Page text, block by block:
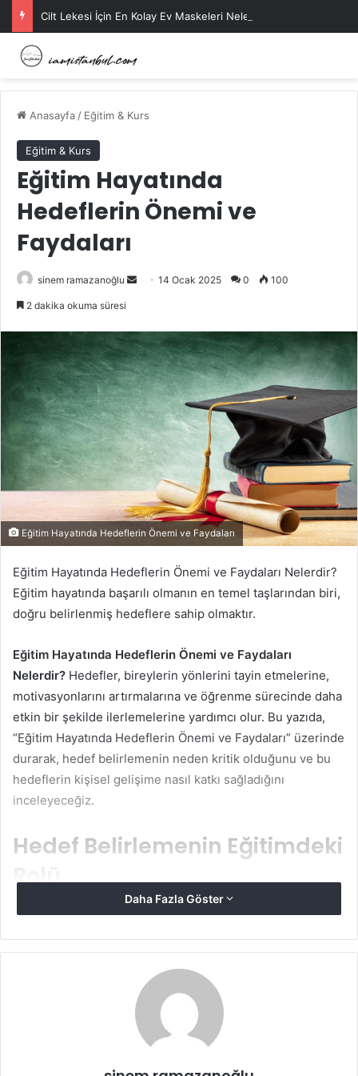
Cilt Lekesi İçin En Kolay Ev Maskeleri Nelerdir?
Anasayfa / Eğitim & Kurs
Eğitim & Kurs
Eğitim Hayatında
Hedeflerin Önemi ve
Faydaları
sinem ramazanoğlu
Bir
14 Ocak 2025 0 100
2 dakika okuma süresi
Eğitim Hayatında Hedeflerin Önemi ve Faydaları
Eğitim Hayatında Hedeflerin Önemi ve Faydaları Nelerdir?
Eğitim hayatında başarılı olmanın en temel taşlarından biri,
doğru belirlenmiş hedeflere sahip olmaktır.
Eğitim Hayatında Hedeflerin Önemi ve Faydaları
Nelerdir? Hedefler, bireylerin yönlerini tayin etmelerine,
motivasyonlarını artırmalarına ve öğrenme sürecinde daha
etkin bir şekilde ilerlemelerine yardımcı olur. Bu yazıda,
“Eğitim Hayatında Hedeflerin Önemi ve Faydaları” üzerinde
durarak, hedef belirlemenin neden kritik olduğunu ve bu
hedeflerin kişisel gelişime nasıl katkı sağladığını
inceleyeceğiz.
Hedef Belirlemenin Eğitimdeki
Rolü
Hedefler, bireylerin eğitim süreçlerinde bir yol haritası
hangi adımların atılacağını ve hangi kaynakların
kullanılacağını netleştirir. Eğitim hayatında hedef
belirlemenin bazı önemli rollerine aşağıda yer verilmiştir:
Motivasyon Sağlar
: Hedefler, bireylerin eğitim
Daha Fazla Göster